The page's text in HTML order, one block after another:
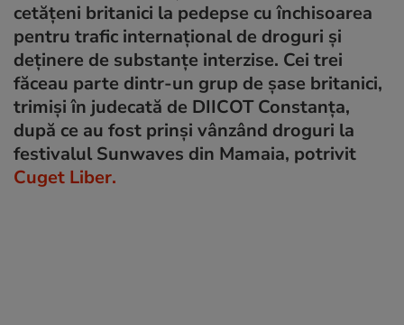
cetățeni britanici la pedepse cu închisoarea
pentru trafic internațional de droguri și
deținere de substanțe interzise. Cei trei
făceau parte dintr-un grup de șase britanici,
trimiși în judecată de DIICOT Constanța,
după ce au fost prinși vânzând droguri la
festivalul Sunwaves din Mamaia, potrivit
Cuget Liber.